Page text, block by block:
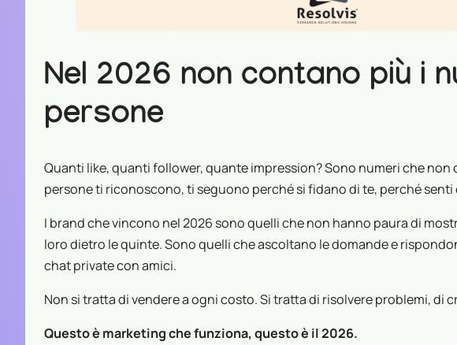
Nel 2026 non contano più i
persone
Quanti like, quanti follower, quante impression? Sono numeri che
persone ti riconoscono, ti seguono perché si fidano di te, perché
I brand che vincono nel 2026 sono quelli che non hanno paura di
loro dietro le quinte. Sono quelli che ascoltano le domande e
chat private con amici.
Non si tratta di vendere a ogni costo. Si tratta di risolvere problemi, di
Questo è marketing che funziona, questo è il 2026.